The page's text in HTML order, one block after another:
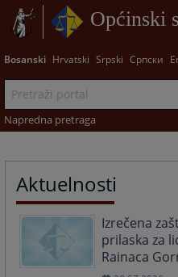
Općinski
Bosanski Hrvatski Srpski Српски
Napredna pretraga
Aktuelnosti
Izrečena
prilaska za
Rainaca